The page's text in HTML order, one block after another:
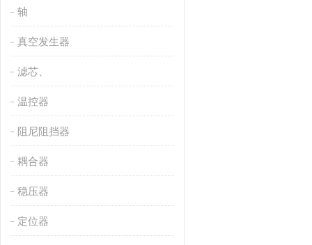
轴
真空发生器
滤芯、
温控器
阻尼阻挡器
耦合器
稳压器
定位器